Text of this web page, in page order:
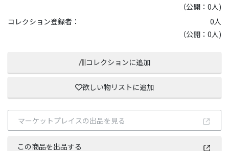
（公開：0人)
コレクション登録者：
0人
（公開：0人)
コレクションに追加
欲しい物リストに追加
マーケットプレイスの出品を見る
この商品を出品する